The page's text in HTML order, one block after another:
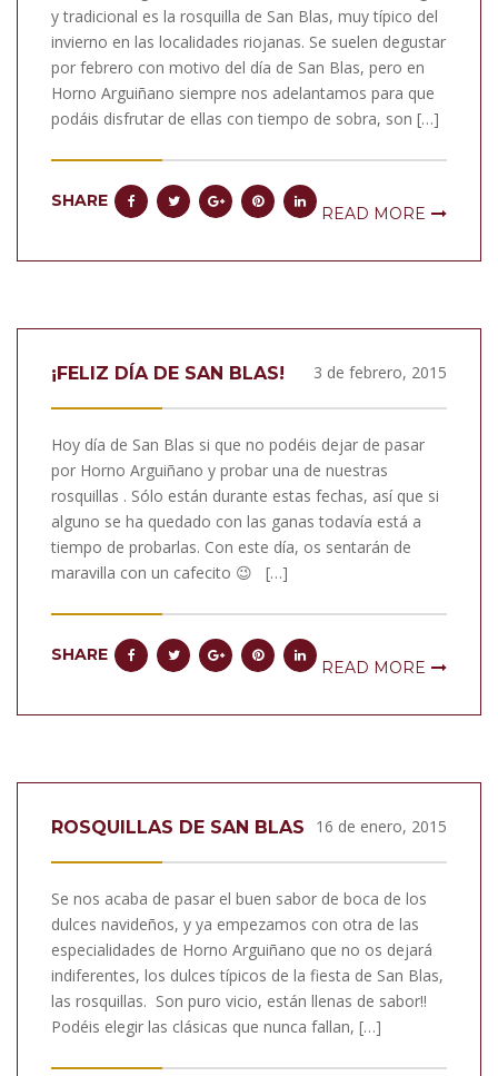
y tradicional es la rosquilla de San Blas, muy típico del
invierno en las localidades riojanas. Se suelen degustar
por febrero con motivo del día de San Blas, pero en
Horno Arguiñano siempre nos adelantamos para que
podáis disfrutar de ellas con tiempo de sobra, son […]
SHARE
READ MORE
¡FELIZ DÍA DE SAN BLAS! 3 de febrero, 2015
Hoy día de San Blas si que no podéis dejar de pasar
por Horno Arguiñano y probar una de nuestras
rosquillas . Sólo están durante estas fechas, así que si
alguno se ha quedado con las ganas todavía está a
tiempo de probarlas. Con este día, os sentarán de
maravilla con un cafecito 😉 […]
SHARE
READ MORE
ROSQUILLAS DE SAN BLAS 16 de enero, 2015
Se nos acaba de pasar el buen sabor de boca de los
dulces navideños, y ya empezamos con otra de las
especialidades de Horno Arguiñano que no os dejará
indiferentes, los dulces típicos de la fiesta de San Blas,
las rosquillas. Son puro vicio, están llenas de sabor!!
Podéis elegir las clásicas que nunca fallan, […]